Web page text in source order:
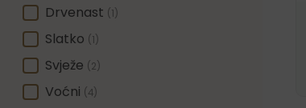
Drvenast (1)
Slatko (1)
Svježe (2)
Voćni (4)